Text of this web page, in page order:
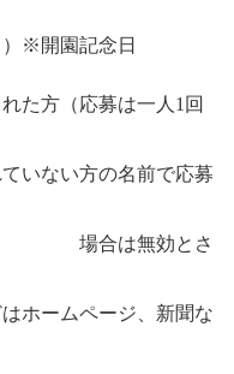
※開園記念日
た方（応募は一人1回
い方の名前で応募
とさ
ムページ、新聞な